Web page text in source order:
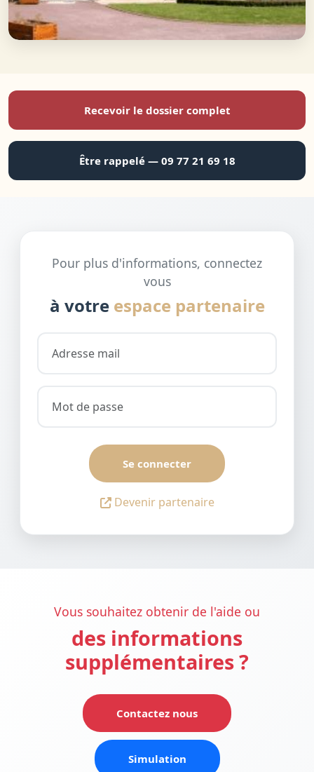
Recevoir le dossier complet
Être rappelé — 09 77 21 69 18
Pour plus d'informations, connectez
vous
à votre espace partenaire
Se connecter
Devenir partenaire
Vous souhaitez obtenir de l'aide ou
des informations
supplémentaires ?
Contactez nous
Simulation